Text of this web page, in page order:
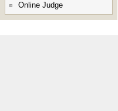
Online Judge